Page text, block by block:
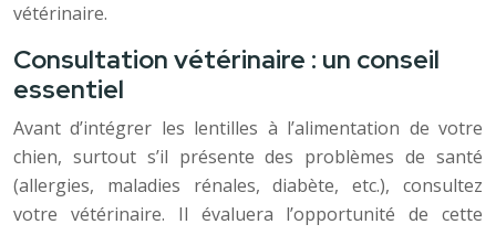
vétérinaire.
Consultation vétérinaire : un conseil
essentiel
Avant d’intégrer les lentilles à l’alimentation de votre
chien, surtout s’il présente des problèmes de santé
(allergies, maladies rénales, diabète, etc.), consultez
votre vétérinaire. Il évaluera l’opportunité de cette